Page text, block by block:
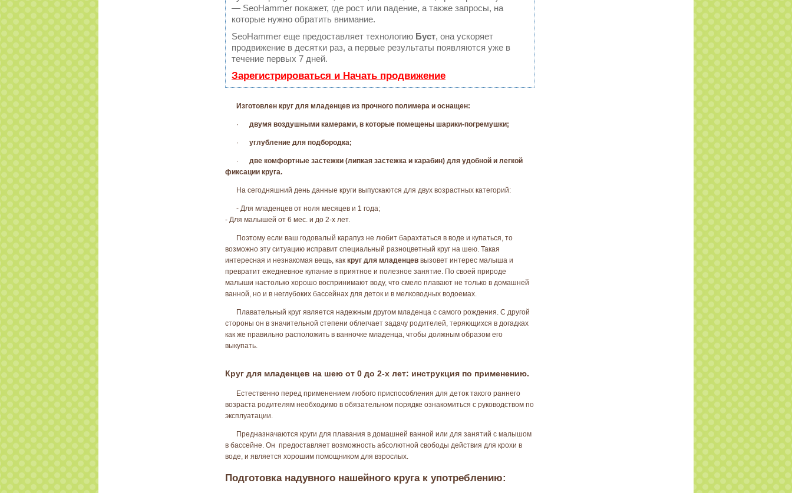
— SeoHammer покажет, где рост или падение, а также запросы, на
которые нужно обратить внимание.
SeoHammer еще предоставляет технологию Буст, она ускоряет
продвижение в десятки раз, а первые результаты появляются уже в
течение первых 7 дней.
Зарегистрироваться и Начать продвижение
Изготовлен круг для младенцев из прочного полимера и оснащен:
·двумя воздушными камерами, в которые помещены шарики-погремушки;
·углубление для подбородка;
·две комфортные застежки (липкая застежка и карабин) для удобной и легкой
фиксации круга.
На сегодняшний день данные круги выпускаются для двух возрастных категорий:
- Для младенцев от ноля месяцев и 1 года;
- Для малышей от 6 мес. и до 2-х лет.
Поэтому если ваш годовалый карапуз не любит барахтаться в воде и купаться, то
возможно эту ситуацию исправит специальный разноцветный круг на шею. Такая
интересная и незнакомая вещь, как круг для младенцев вызовет интерес малыша и
превратит ежедневное купание в приятное и полезное занятие. По своей природе
малыши настолько хорошо воспринимают воду, что смело плавают не только в домашней
ванной, но и в неглубоких бассейнах для деток и в мелководных водоемах.
Плавательный круг является надежным другом младенца с самого рождения. С другой
стороны он в значительной степени облегчает задачу родителей, теряющихся в догадках
как же правильно расположить в ванночке младенца, чтобы должным образом его
выкупать.
Круг для младенцев на шею от 0 до 2-х лет: инструкция по применению.
Естественно перед применением любого приспособления для деток такого раннего
возраста родителям необходимо в обязательном порядке ознакомиться с руководством по
эксплуатации.
Предназначаются круги для плавания в домашней ванной или для занятий с малышом
в бассейне. Он предоставляет возможность абсолютной свободы действия для крохи в
воде, и является хорошим помощником для взрослых.
Подготовка надувного нашейного круга к употреблению: